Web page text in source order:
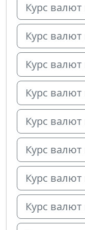
Курс
Курс
Курс
Курс
Курс
Курс
Курс валют
Курс